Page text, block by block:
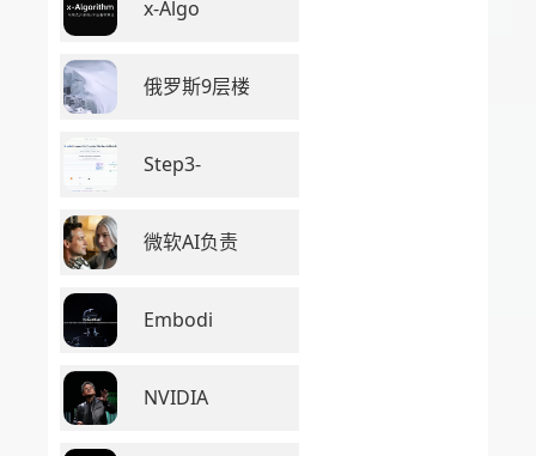
x-Algo
俄罗斯9层楼
Step3-
微软AI负责
Embodi
NVIDIA